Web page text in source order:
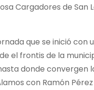
Cargadores de San
que se inició con
el frontis de la
donde convergen
con Ramón